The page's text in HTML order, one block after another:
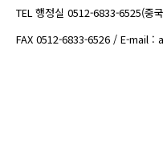
TEL 행정실 0512-6833-6525(중
FAX 0512-6833-6526 / E-mail